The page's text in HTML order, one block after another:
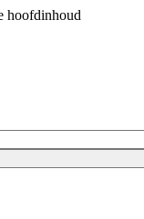
hoofdinhoud